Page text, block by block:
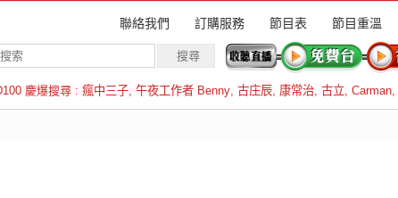
聯絡我們 訂購服務 節目表 節目重溫
慶爆搜尋 : 瘋中三子, 午夜工作者 Benny, 古庄辰, 康常治, 古立, Carman,
倫斯